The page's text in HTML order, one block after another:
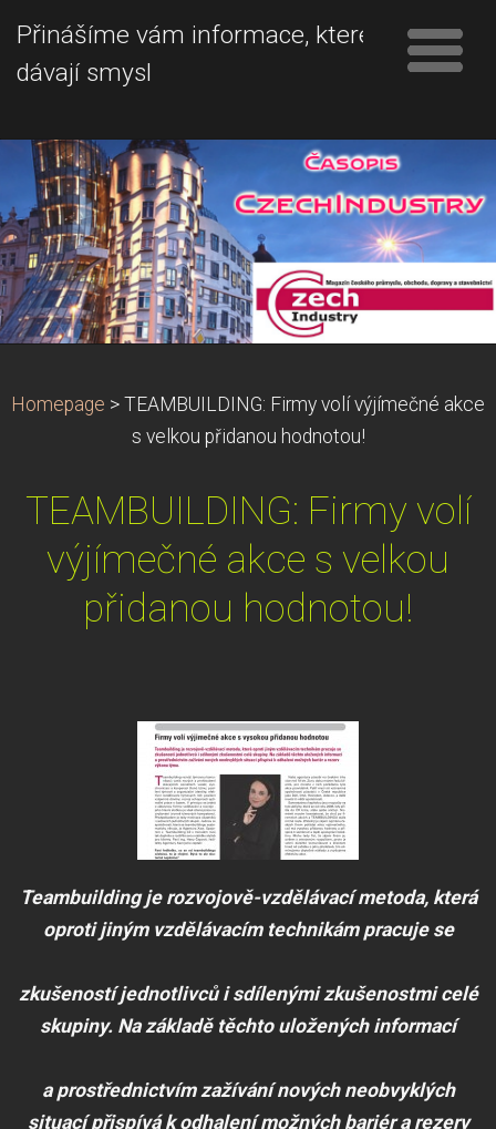
Přinášíme vám informace, které
dávají smysl
Homepage > TEAMBUILDING: Firmy volí výjímečné akce
s velkou přidanou hodnotou!
TEAMBUILDING: Firmy volí
výjímečné akce s velkou
přidanou hodnotou!
Teambuilding je rozvojově-vzdělávací metoda, která
oproti jiným vzdělávacím technikám pracuje se
zkušeností jednotlivců i sdílenými zkušenostmi celé
skupiny. Na základě těchto uložených informací
a prostřednictvím zažívání nových neobvyklých
situací přispívá k odhalení možných bariér a rezerv